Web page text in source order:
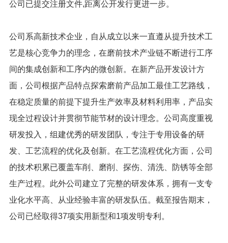
公司已提交注册文件,距离公开发行更进一步。
公司系高新技术企业，自从成立以来一直遵从提升技术工
艺是核心竞争力的理念，在磨前技术产业链不断进行工序
间的集成创新和工序内的微创新。在新产品开发设计方
面，公司根据产品特点探索磨前产品加工最佳工艺路线，
在稳定质量的前提下提升生产效率及材料利用率，产品实
现全过程设计并贯彻节能节材的设计理念。公司高度重视
研发投入，组建优秀的研发团队，专注于专用设备的研
发、工艺流程的优化及创新。在工艺流程优化方面，公司
的技术积累已覆盖车削、磨削、探伤、清洗、防锈等全部
生产过程。此外公司建立了完整的研发体系，拥有一支专
业化水平高、从业经验丰富的研发队伍。截至报告期末，
公司已经取得37项实用新型和1项发明专利。